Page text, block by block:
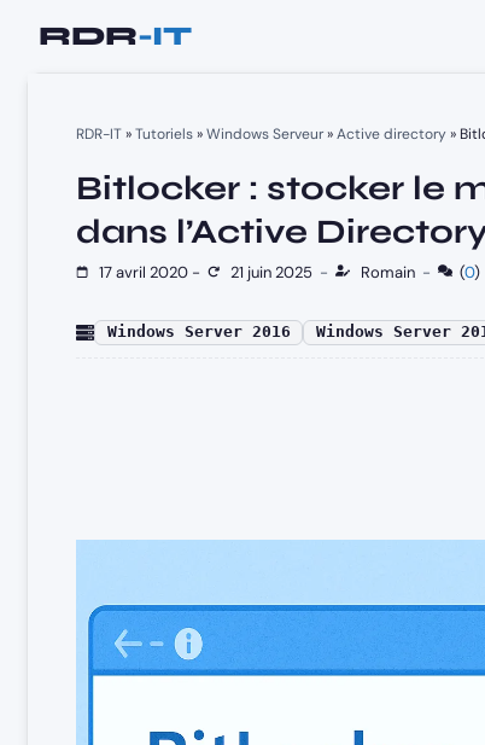
RDR-IT»Tutoriels»Windows Serveur»Active directory»
Bitlocker : stocker le
dans l’Active
17 avril 2020 - 21 juin 2025 - Romain - (0)
Windows Server 2016 Windows Server